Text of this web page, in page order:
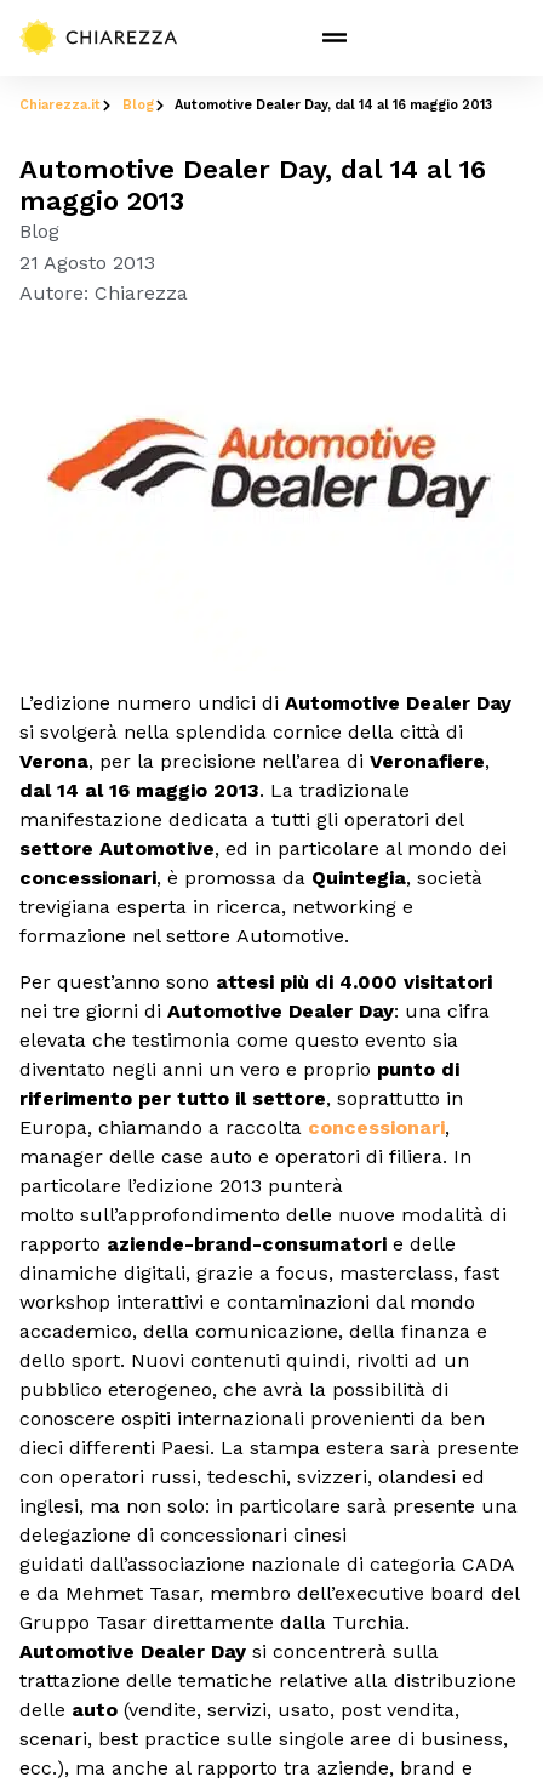
Chiarezza.it Blog Automotive Dealer Day, dal 14 al 16 maggio 2013
Automotive Dealer Day, dal 14 al 16
maggio 2013
Blog
21 Agosto 2013
Autore: Chiarezza
L’edizione numero undici di Automotive Dealer Day
si svolgerà nella splendida cornice della città di
Verona, per la precisione nell’area di Veronafiere,
dal 14 al 16 maggio 2013. La tradizionale
manifestazione dedicata a tutti gli operatori del
settore Automotive, ed in particolare al mondo dei
concessionari, è promossa da Quintegia, società
trevigiana esperta in ricerca, networking e
formazione nel settore Automotive.
Per quest’anno sono attesi più di 4.000 visitatori
nei tre giorni di Automotive Dealer Day: una cifra
elevata che testimonia come questo evento sia
diventato negli anni un vero e proprio punto di
riferimento per tutto il settore, soprattutto in
Europa, chiamando a raccolta concessionari,
manager delle case auto e operatori di filiera. In
particolare l’edizione 2013 punterà
molto sull’approfondimento delle nuove modalità di
rapporto aziende-brand-consumatori e delle
dinamiche digitali, grazie a focus, masterclass, fast
workshop interattivi e contaminazioni dal mondo
accademico, della comunicazione, della finanza e
dello sport. Nuovi contenuti quindi, rivolti ad un
pubblico eterogeneo, che avrà la possibilità di
conoscere ospiti internazionali provenienti da ben
dieci differenti Paesi. La stampa estera sarà presente
con operatori russi, tedeschi, svizzeri, olandesi ed
inglesi, ma non solo: in particolare sarà presente una
delegazione di concessionari cinesi
guidati dall’associazione nazionale di categoria CADA
e da Mehmet Tasar, membro dell’executive board del
Gruppo Tasar direttamente dalla Turchia.
Automotive Dealer Day si concentrerà sulla
trattazione delle tematiche relative alla distribuzione
delle auto (vendite, servizi, usato, post vendita,
scenari, best practice sulle singole aree di business,
ecc.), ma anche al rapporto tra aziende, brand e